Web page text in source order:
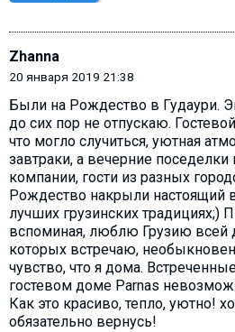
Zhanna
20 января 2019 21:38
Были на Рождество в Гудаури.
до сих пор не отпускаю.
что могло случиться, уютная
завтраки, а вечерние
компании, гости из разных
Рождество накрыли настоящий
лучших грузинских традициях;)
вспоминая, люблю Грузию всей
которых встречаю,
чувство, что я дома.
гостевом доме Parnas
Как это красиво, тепло, уютно!
обязательно вернусь!